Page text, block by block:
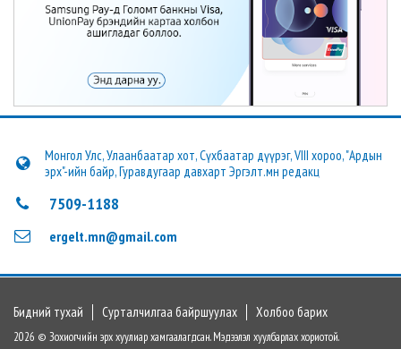
Монгол Улс, Улаанбаатар хот, Сүхбаатар дүүрэг, VIII хороо, "Ардын
эрх"-ийн байр, Гуравдугаар давхарт Эргэлт.мн редакц
7509-1188
ergelt.mn@gmail.com
Бидний тухай Сурталчилгаа байршуулах Холбоо барих
2026 © Зохиогчийн эрх хуулиар хамгаалагдсан. Мэдээлэл хуулбарлах хориотой.